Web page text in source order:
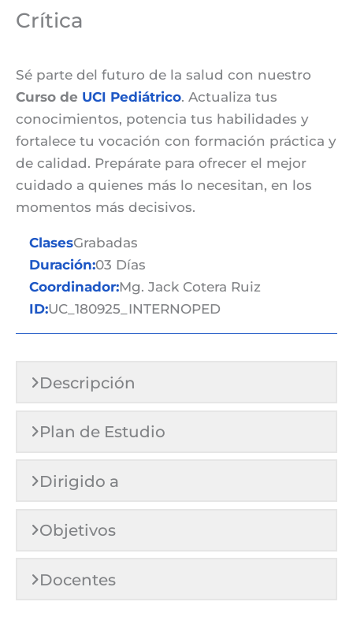
Crítica
Sé parte del futuro de la salud con nuestro
Curso de UCI Pediátrico. Actualiza tus
conocimientos, potencia tus habilidades y
fortalece tu vocación con formación práctica y
de calidad. Prepárate para ofrecer el mejor
cuidado a quienes más lo necesitan, en los
momentos más decisivos.
ClasesGrabadas
Duración:03 Días
Coordinador:Mg. Jack Cotera Ruiz
ID:UC_180925_INTERNOPED
Descripción
Plan de Estudio
Dirigido a
Objetivos
Docentes